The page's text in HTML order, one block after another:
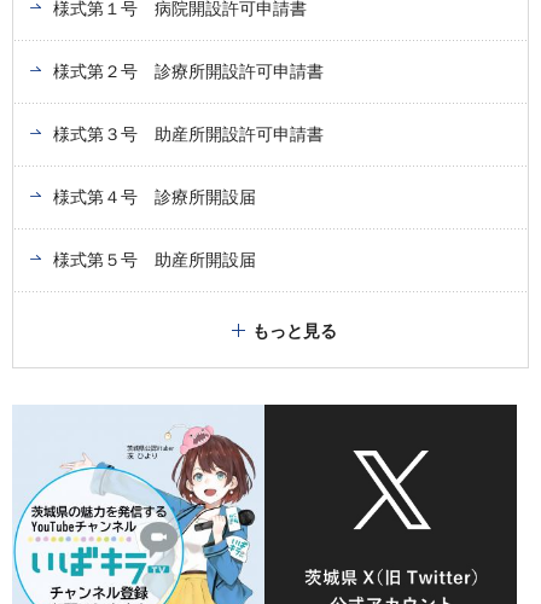
様式第１号 病院開設許可申請書
様式第２号 診療所開設許可申請書
様式第３号 助産所開設許可申請書
様式第４号 診療所開設届
様式第５号 助産所開設届
もっと見る